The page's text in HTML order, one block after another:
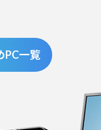
PC一覧